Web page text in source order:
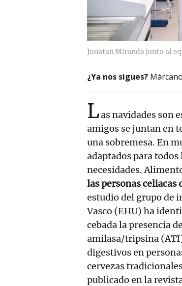
Jonatan Miranda junto al
¿Ya nos sigues?
Las navidades son
amigos se juntan en
una sobremesa. En
adaptados para
necesidades.
las personasceliacas
estudio del grupo de
Vasco (EHU) ha
cebada la presencia
amilasa/tripsina
digestivos en
cervezas
publicado en la